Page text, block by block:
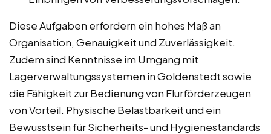
Diese Aufgaben erfordern ein hohes Maß an
Organisation, Genauigkeit und Zuverlässigkeit.
Zudem sind Kenntnisse im Umgang mit
Lagerverwaltungssystemen in Goldenstedt sowie
die Fähigkeit zur Bedienung von Flurförderzeugen
von Vorteil. Physische Belastbarkeit und ein
Bewusstsein für Sicherheits- und Hygienestandards